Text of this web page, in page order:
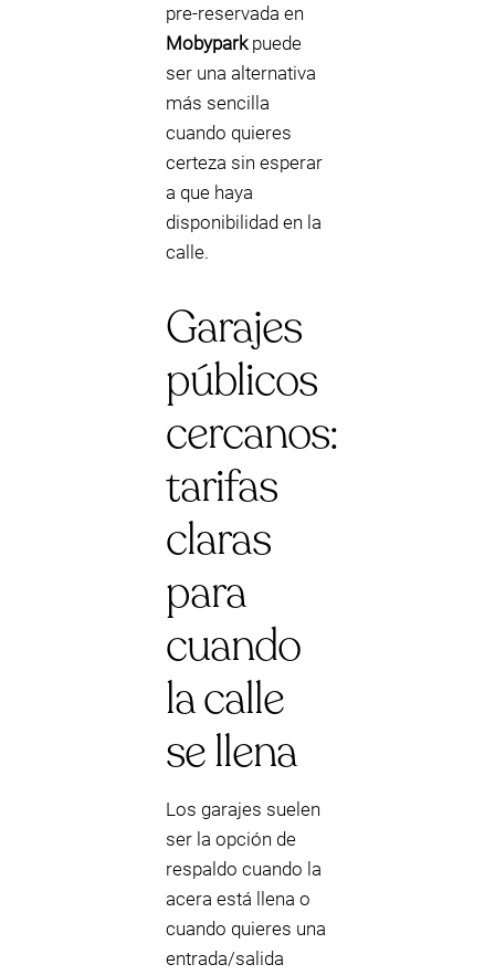
pre-reservada en
Mobyparkpuede
ser una alternativa
más sencilla
cuando quieres
certeza sin esperar
a que haya
disponibilidad en la
calle.
Garajes
públicos
cercanos:
tarifas
claras
para
cuando
la calle
se llena
Los garajes suelen
ser la opción de
respaldo cuando la
acera está llena o
cuando quieres una
entrada/salida